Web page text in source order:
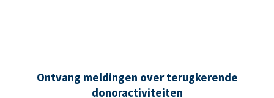
Ontvang meldingen over terugkerende
donoractiviteiten